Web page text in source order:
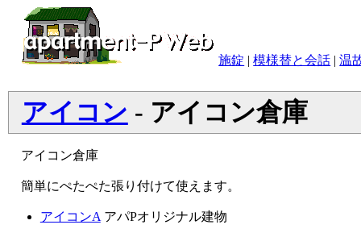
施錠 |模様替と会話 |温
アイコン - アイコン倉庫
アイコン倉庫
簡単にぺたぺた張り付けて使えます。
アイコンA アパPオリジナル建物